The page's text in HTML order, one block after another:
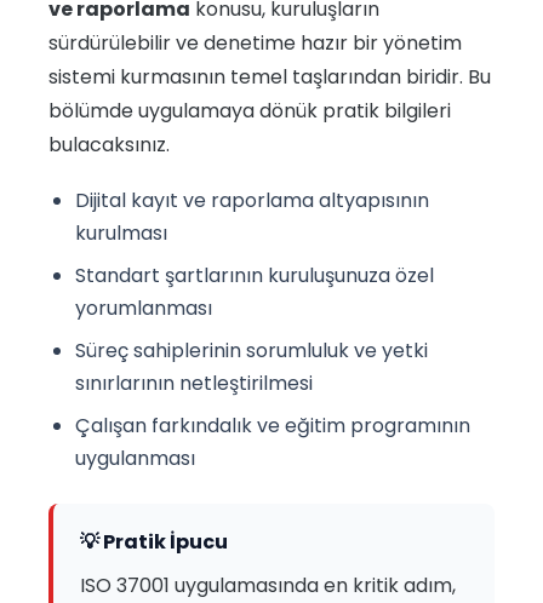
ve raporlama konusu, kuruluşların
sürdürülebilir ve denetime hazır bir yönetim
sistemi kurmasının temel taşlarından biridir. Bu
bölümde uygulamaya dönük pratik bilgileri
bulacaksınız.
Dijital kayıt ve raporlama altyapısının
kurulması
Standart şartlarının kuruluşunuza özel
yorumlanması
Süreç sahiplerinin sorumluluk ve yetki
sınırlarının netleştirilmesi
Çalışan farkındalık ve eğitim programının
uygulanması
💡 Pratik İpucu
ISO 37001 uygulamasında en kritik adım,